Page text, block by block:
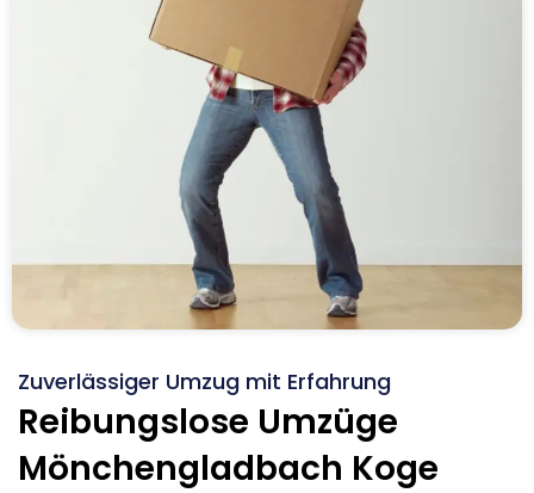
Zuverlässiger Umzug mit Erfahrung
Reibungslose Umzüge
Mönchengladbach Koge